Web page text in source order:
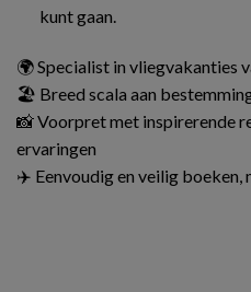
kunt gaan.
🌍 Specialist in vliegvakanties
🏖️ Breed scala aan
📸 Voorpret met inspirerende
ervaringen
✈️ Eenvoudig en veilig boeken,